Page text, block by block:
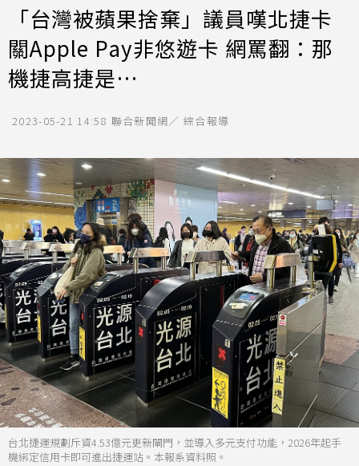
「台灣被蘋果捨棄」議員嘆北捷卡
關Apple Pay非悠遊卡 網罵翻：那
機捷高捷是…
2023-05-21 14:58 聯合新聞網／ 綜合報導
台北捷運規劃斥資4.53億元更新閘門，並導入多元支付功能，2026年起手
機綁定信用卡即可進出捷運站。本報系資料照。